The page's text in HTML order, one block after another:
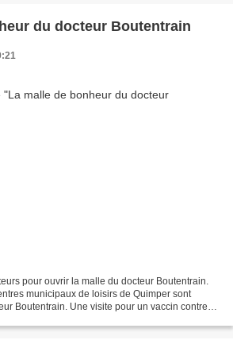
du docteur Boutentrain
pour ouvrir la malle du docteur Boutentrain.
municipaux de loisirs de Quimper sont
Boutentrain. Une visite pour un vaccin contre